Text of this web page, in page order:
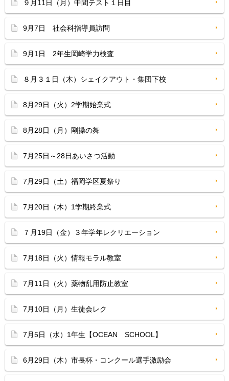
９月11日（月）中間テスト１日目
9月7日 社会科指導員訪問
9月1日 2年生岡崎学力検査
８月３１日（木）シェイクアウト・集団下校
8月29日（火）2学期始業式
8月28日（月）剛操の舞
7月25日～28日あいさつ活動
7月29日（土）福岡学区夏祭り
7月20日（木）1学期終業式
７月19日（金）３年学年レクリエーション
7月18日（火）情報モラル教室
7月11日（火）薬物乱用防止教室
7月10日（月）生徒会レク
7月5日（水）1年生【OCEAN SCHOOL】
6月29日（木）市長杯・コンクール選手激励会